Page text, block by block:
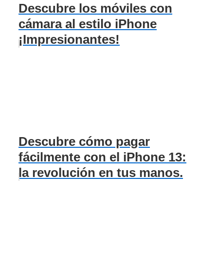
Descubre los móviles con
cámara al estilo iPhone
¡Impresionantes!
Descubre cómo pagar
fácilmente con el iPhone 13:
la revolución en tus manos.